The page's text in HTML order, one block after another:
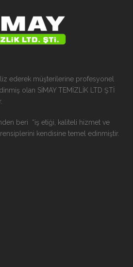
ederek müşterilerine profesyonel
olan SİMAY TEMİZLİK LTD ŞTİ
beri “iş etiği, kaliteli hizmet ve
kendisine temel edinmiştir.